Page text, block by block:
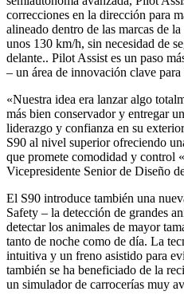
correcciones en la dirección para
alineado dentro de las marcas de
unos 130 km/h, sin necesidad de
delante.. Pilot Assist es un paso
– un área de innovación clave
«Nuestra idea era lanzar algo
más bien conservador y entregar
liderazgo y confianza en su
S90 al nivel superior ofreciendo
que promete comodidad y control
Vicepresidente Senior de Diseño
El S90 introduce también una
Safety – la detección de grandes
detectar los animales de mayor
tanto de noche como de día. La
intuitiva y un freno asistido para
también se ha beneficiado de la
un simulador de carrocerías muy